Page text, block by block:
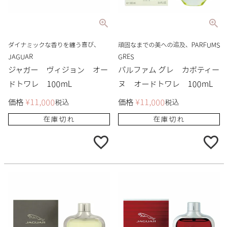
ダイナミックな香りを纏う喜び、
JAGUAR
ジャガー ヴィジョン オー
ドトワレ 100mL
価格 ¥11,000税込
在庫切れ
頑固なまでの美への追及、PARFUMS
GRES
パルファム グレ カボティー
ヌ オードトワレ 100mL
価格 ¥11,000税込
在庫切れ